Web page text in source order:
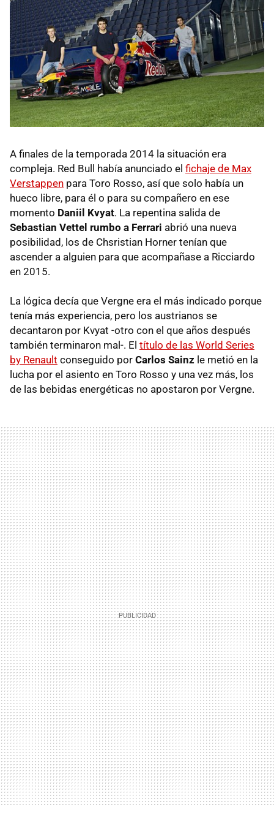
A finales de la temporada 2014 la situación era
compleja. Red Bull había anunciado el fichaje de Max
Verstappen para Toro Rosso, así que solo había un
hueco libre, para él o para su compañero en ese
momento Daniil Kvyat. La repentina salida de
Sebastian Vettel rumbo a Ferrari abrió una nueva
posibilidad, los de Chsristian Horner tenían que
ascender a alguien para que acompañase a Ricciardo
en 2015.
La lógica decía que Vergne era el más indicado porque
tenía más experiencia, pero los austrianos se
decantaron por Kvyat -otro con el que años después
también terminaron mal-. El título de las World Series
by Renault conseguido por Carlos Sainz le metió en la
lucha por el asiento en Toro Rosso y una vez más, los
de las bebidas energéticas no apostaron por Vergne.